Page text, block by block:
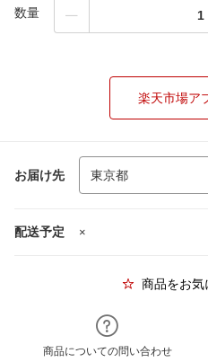
数量
楽天市場ア
お届け先
配送予定 ×
商品をお気
商品についての問い合わせ